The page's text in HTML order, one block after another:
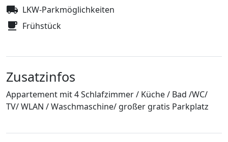
LKW-Parkmöglichkeiten
Frühstück
Zusatzinfos
Appartement mit 4 Schlafzimmer / Küche / Bad /WC/
TV/ WLAN / Waschmaschine/ großer gratis Parkplatz